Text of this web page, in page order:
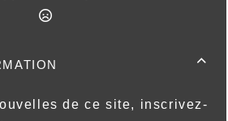

de ce site, inscrivez-